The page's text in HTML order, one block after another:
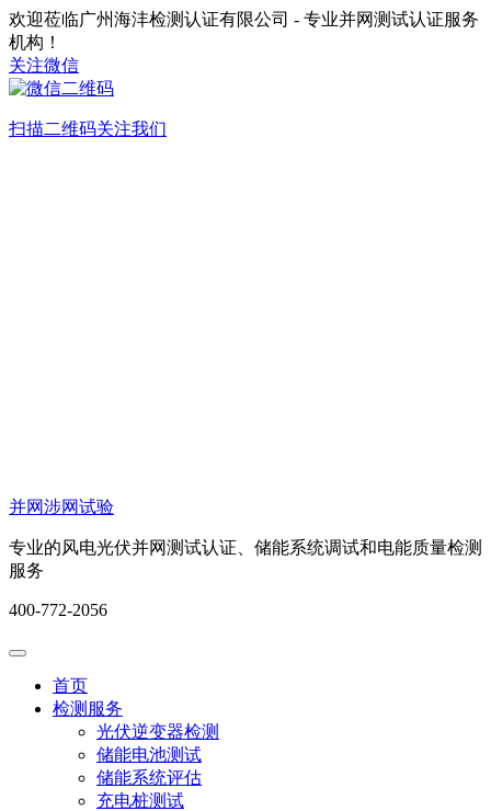
欢迎莅临广州海沣检测认证有限公司 - 专业并网测试认证服务
机构！
关注微信
扫描二维码关注我们
并网涉网试验
专业的风电光伏并网测试认证、储能系统调试和电能质量检测
服务
400-772-2056
首页
检测服务
光伏逆变器检测
储能电池测试
储能系统评估
充电桩测试